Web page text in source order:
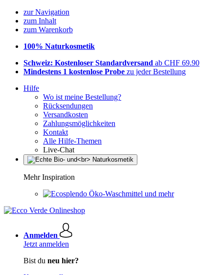
zur Navigation
zum Inhalt
zum Warenkorb
100% Naturkosmetik
Schweiz: Kostenloser Standardversand ab CHF 69.90
Mindestens 1 kostenlose Probe zu jeder Bestellung
Hilfe
Wo ist meine Bestellung?
Rücksendungen
Versandkosten
Zahlungsmöglichkeiten
Kontakt
Alle Hilfe-Themen
Live-Chat
Mehr Inspiration
Öko-Waschmittel und mehr
Anmelden
Jetzt anmelden
Bist du neu hier?